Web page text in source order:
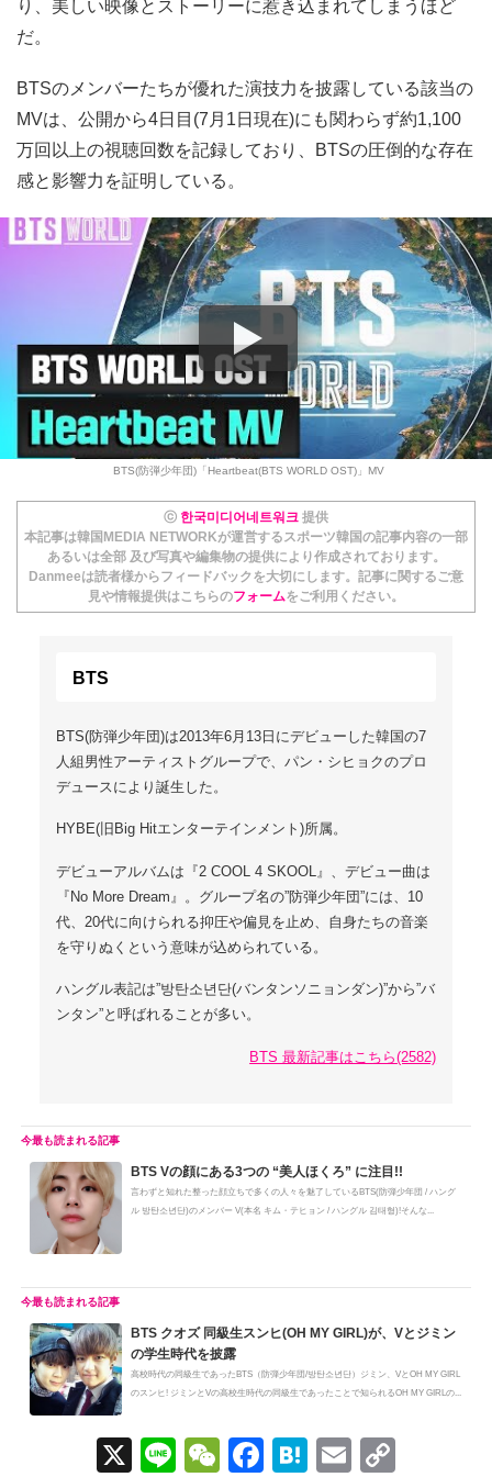
り、美しい映像とストーリーに惹き込まれてしまうほど
だ。
BTSのメンバーたちが優れた演技力を披露している該当の
MVは、公開から4日目(7月1日現在)にも関わらず約1,100
万回以上の視聴回数を記録しており、BTSの圧倒的な存在
感と影響力を証明している。
BTS(防弾少年団)「Heartbeat(BTS WORLD OST)」MV
ⓒ 한국미디어네트워크 提供
本記事は韓国MEDIA NETWORKが運営するスポーツ韓国の記事内容の一部
あるいは全部 及び写真や編集物の提供により作成されております。
Danmeeは読者様からフィードバックを大切にします。記事に関するご意
見や情報提供はこちらのフォームをご利用ください。
BTS
BTS(防弾少年団)は2013年6月13日にデビューした韓国の7
人組男性アーティストグループで、パン・シヒョクのプロ
デュースにより誕生した。
HYBE(旧Big Hitエンターテインメント)所属。
デビューアルバムは『2 COOL 4 SKOOL』、デビュー曲は
『No More Dream』。グループ名の”防弾少年団”には、10
代、20代に向けられる抑圧や偏見を止め、自身たちの音楽
を守りぬくという意味が込められている。
ハングル表記は”방탄소년단(バンタンソニョンダン)”から”バ
ンタン”と呼ばれることが多い。
BTS 最新記事はこちら(2582)
BTS Vの顔にある3つの “美人ほくろ” に注目!!
言わずと知れた整った顔立ちで多くの人々を魅了しているBTS(防弾少年団 / ハング
ル 방탄소년단)のメンバー V(本名 キム・テヒョン / ハングル 김태형)!そんな...
BTS クオズ 同級生スンヒ(OH MY GIRL)が、Vとジミン
の学生時代を披露
高校時代の同級生であったBTS（防弾少年団/방탄소년단）ジミン、VとOH MY GIRL
のスンヒ! ジミンとVの高校生時代の同級生であったことで知られるOH MY GIRLの...
X
Li
W
F
H
E